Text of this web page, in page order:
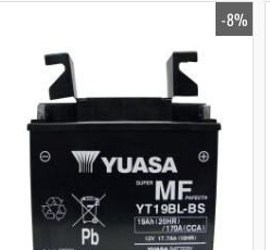
-8%